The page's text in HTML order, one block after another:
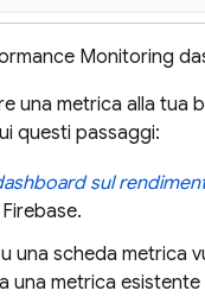
Monitoring
una metrica alla tua
questi passaggi:
sul
Firebase.
una scheda metrica
una metrica esistente